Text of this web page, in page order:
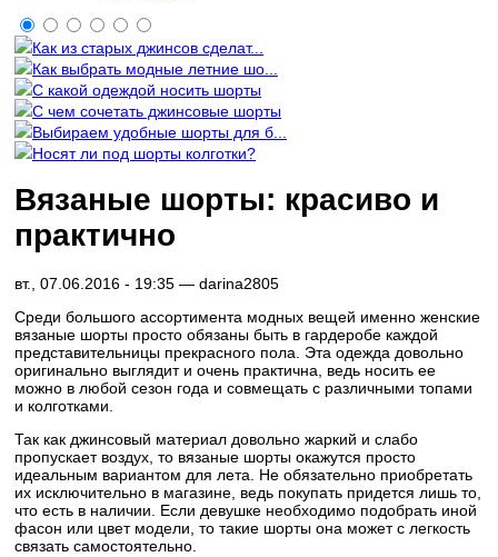
Как из старых джинсов сделат...
Как выбрать модные летние шо...
С какой одеждой носить шорты
С чем сочетать джинсовые шорты
Выбираем удобные шорты для б...
Носят ли под шорты колготки?
Вязаные шорты: красиво и
практично
вт., 07.06.2016 - 19:35 — darina2805
Среди большого ассортимента модных вещей именно женские
вязаные шорты просто обязаны быть в гардеробе каждой
представительницы прекрасного пола. Эта одежда довольно
оригинально выглядит и очень практична, ведь носить ее
можно в любой сезон года и совмещать с различными топами
и колготками.
Так как джинсовый материал довольно жаркий и слабо
пропускает воздух, то вязаные шорты окажутся просто
идеальным вариантом для лета. Не обязательно приобретать
их исключительно в магазине, ведь покупать придется лишь то,
что есть в наличии. Если девушке необходимо подобрать иной
фасон или цвет модели, то такие шорты она может с легкость
связать самостоятельно.